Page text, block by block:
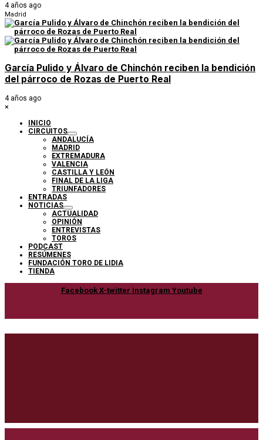
4 años ago
Madrid
García Pulido y Álvaro de Chinchón reciben la bendición
del párroco de Rozas de Puerto Real
4 años ago
×
INICIO
CIRCUITOS
ANDALUCÍA
MADRID
EXTREMADURA
VALENCIA
CASTILLA Y LEÓN
FINAL DE LA LIGA
TRIUNFADORES
ENTRADAS
NOTICIAS
ACTUALIDAD
OPINIÓN
ENTREVISTAS
TOROS
PODCAST
RESÚMENES
FUNDACIÓN TORO DE LIDIA
TIENDA
Facebook X-twitter Instagram Youtube